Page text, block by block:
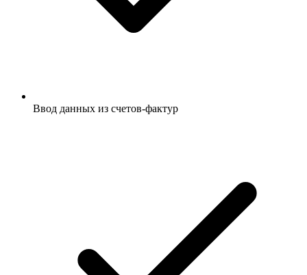
Ввод данных из счетов-фактур